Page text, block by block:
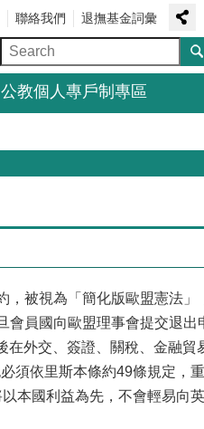
聯絡我們 退撫基金詞彙
公教個人專戶制專區
被視為「簡化版歐盟憲法」
會員國向歐盟理事會提交退出
在外交、簽證、關稅、金融貿
須依里斯本條約49條規定，
本國利益為先，不會輕易向